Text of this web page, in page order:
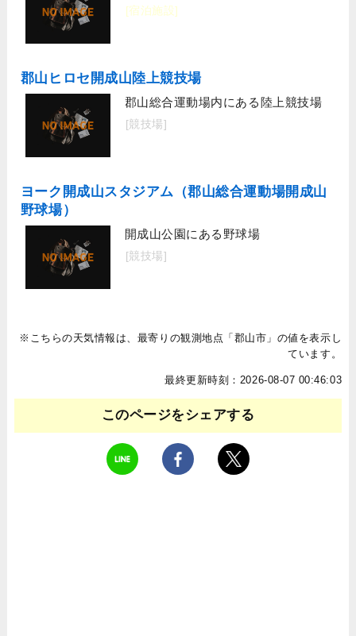
[宿泊施設]
郡山ヒロセ開成山陸上競技場
郡山総合運動場内にある陸上競技場
[競技場]
ヨーク開成山スタジアム（郡山総合運動場開成山
野球場）
開成山公園にある野球場
[競技場]
※こちらの天気情報は、最寄りの観測地点「郡山市」の値を表示し
ています。
最終更新時刻：2026-08-07 00:46:03
このページをシェアする